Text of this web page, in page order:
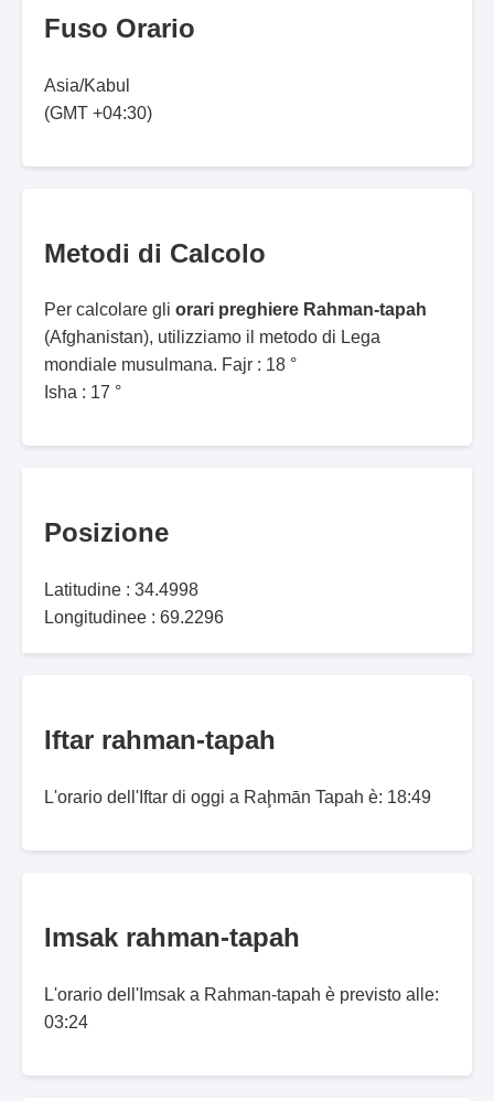
Fuso Orario
Asia/Kabul
(GMT +04:30)
Metodi di Calcolo
Per calcolare gli orari preghiere Rahman-tapah
(Afghanistan), utilizziamo il metodo di Lega
mondiale musulmana. Fajr : 18 °
Isha : 17 °
Posizione
Latitudine : 34.4998
Longitudinee : 69.2296
Iftar rahman-tapah
L'orario dell'Iftar di oggi a Raḩmān Tapah è: 18:49
Imsak rahman-tapah
L'orario dell'Imsak a Rahman-tapah è previsto alle:
03:24